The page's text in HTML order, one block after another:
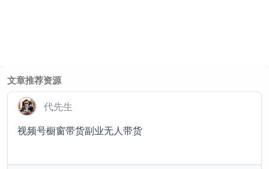
文章推荐资源
代先生
视频号橱窗带货副业无人带货